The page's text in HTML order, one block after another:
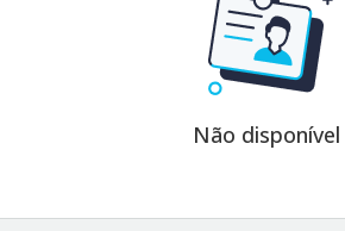
Não disponível